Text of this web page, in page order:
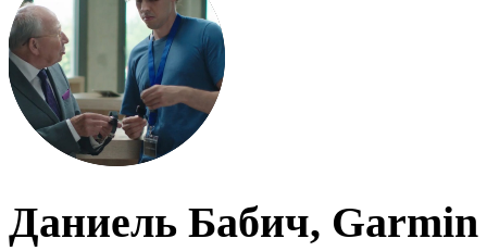
Даниель Бабич, Garmin